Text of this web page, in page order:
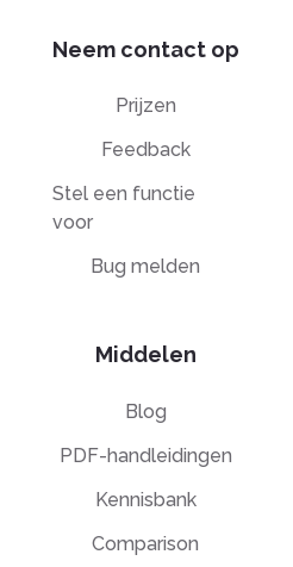
Neem contact op
Prijzen
Feedback
Stel een functie
voor
Bug melden
Middelen
Blog
PDF-handleidingen
Kennisbank
Comparison